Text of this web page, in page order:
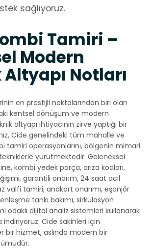
sağlıyoruz.
Tamiri –
Modern
Notları
en prestijli noktalarından biri olan
kentsel dönüşüm ve modern
altyapı ihtiyacının zirve yaptığı bir
Cide genelindeki tüm mahalle ve
tamiri operasyonlarını, bölgenin mimari
yürütmektedir. Geleneksel
kombi yedek parça, arıza kodları,
garantili onarım, 24 saat acil
valfi tamiri, anakart onarımı, eşanjör
tankı bakımı, sirkülasyon
odaklı dijital analiz sistemleri kullanarak
indiriyoruz. Cide sakinleri için
bir hizmet, aslında modern bir